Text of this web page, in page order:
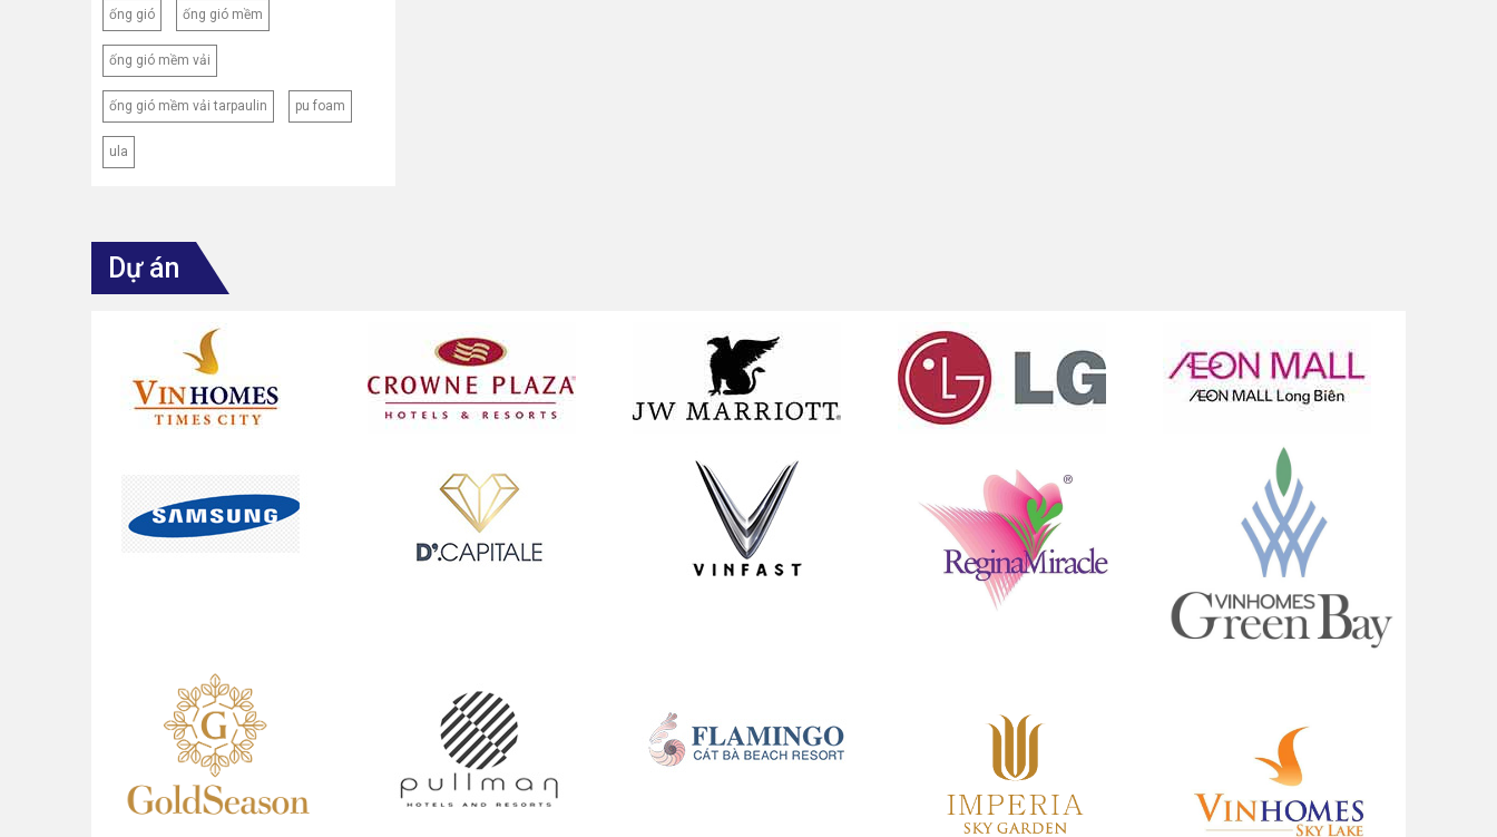
ống gió ống gió mềm
ống gió mềm vải
ống gió mềm vải tarpaulin pu foam
ula
Dự án